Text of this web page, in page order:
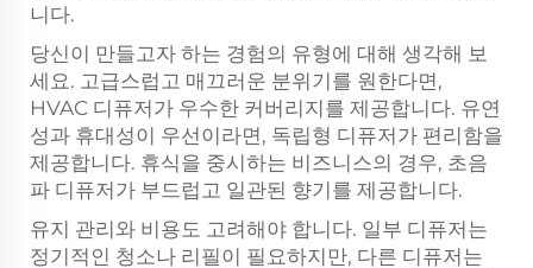
니다.
당신이 만들고자 하는 경험의 유형에 대해 생각해 보
세요. 고급스럽고 매끄러운 분위기를 원한다면,
HVAC 디퓨저가 우수한 커버리지를 제공합니다. 유연
성과 휴대성이 우선이라면, 독립형 디퓨저가 편리함을
제공합니다. 휴식을 중시하는 비즈니스의 경우, 초음
파 디퓨저가 부드럽고 일관된 향기를 제공합니다.
유지 관리와 비용도 고려해야 합니다. 일부 디퓨저는
정기적인 청소나 리필이 필요하지만, 다른 디퓨저는